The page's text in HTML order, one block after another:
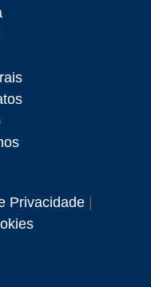
Privacidade|